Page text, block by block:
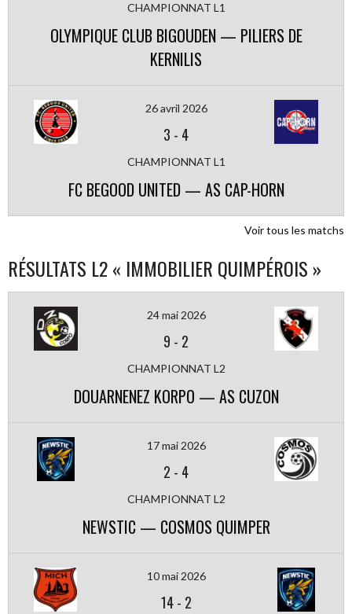
CHAMPIONNAT L1
OLYMPIQUE CLUB BIGOUDEN — PILIERS DE
KERNILIS
26 avril 2026
3 - 4
CHAMPIONNAT L1
FC BEGOOD UNITED — AS CAP-HORN
Voir tous les matchs
RÉSULTATS L2 « IMMOBILIER QUIMPÉROIS »
24 mai 2026
9 - 2
CHAMPIONNAT L2
DOUARNENEZ KORPO — AS CUZON
17 mai 2026
2 - 4
CHAMPIONNAT L2
NEWSTIC — COSMOS QUIMPER
10 mai 2026
14- 2